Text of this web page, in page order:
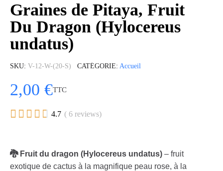
Graines de Pitaya, Fruit
Du Dragon (Hylocereus
undatus)
SKU V-12-W-(20-S) CATÉGORIE Accueil
2,00 €TTC
     4.7 ( 6 reviews)
🐉 Fruit du dragon (Hylocereus undatus) – fruit
exotique de cactus à la magnifique peau rose, à la